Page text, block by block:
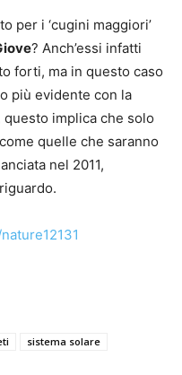
per i ‘cugini maggiori’
? Anch’essi infatti
forti, ma in questo caso
più evidente con la
implica che solo
quelle che saranno
nel 2011,
sistema solare